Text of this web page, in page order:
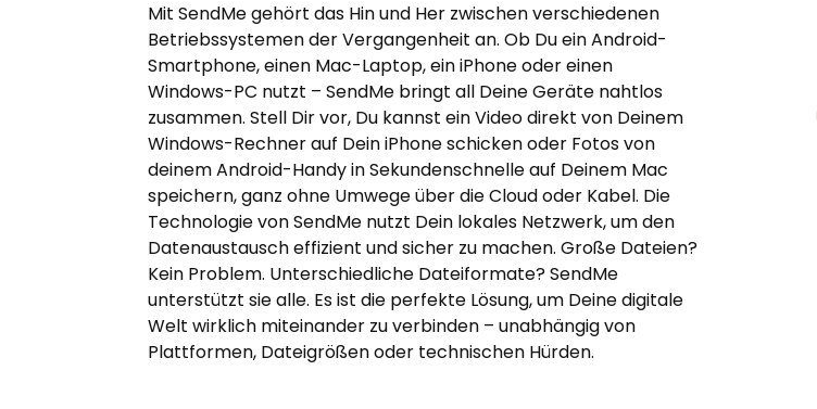
Mit SendMe gehört das Hin und Her zwischen verschiedenen
Betriebssystemen der Vergangenheit an. Ob Du ein Android-
Smartphone, einen Mac-Laptop, ein iPhone oder einen
Windows-PC nutzt – SendMe bringt all Deine Geräte nahtlos
zusammen. Stell Dir vor, Du kannst ein Video direkt von Deinem
Windows-Rechner auf Dein iPhone schicken oder Fotos von
deinem Android-Handy in Sekundenschnelle auf Deinem Mac
speichern, ganz ohne Umwege über die Cloud oder Kabel. Die
Technologie von SendMe nutzt Dein lokales Netzwerk, um den
Datenaustausch effizient und sicher zu machen. Große Dateien?
Kein Problem. Unterschiedliche Dateiformate? SendMe
unterstützt sie alle. Es ist die perfekte Lösung, um Deine digitale
Welt wirklich miteinander zu verbinden – unabhängig von
Plattformen, Dateigrößen oder technischen Hürden.